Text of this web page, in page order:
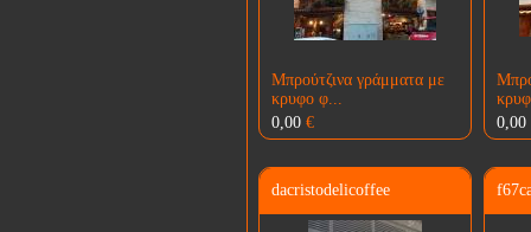
Μπρούτζινα γράμματα με
κρυφο φ...
0,00 €
0,00
dacristodelicoffee